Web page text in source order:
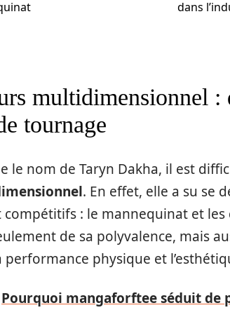
dans
multidimensionnel :
tournage
le nom de Taryn Dakha, il est
. En effet, elle a su se
: le mannequinat et les
de sa polyvalence, mais
performance physique et
Pourquoi mangaforftee séduit de